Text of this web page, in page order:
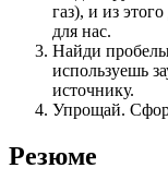
газ), и из
для нас.
Найди
используешь
источнику.
Упрощай.
Резюме